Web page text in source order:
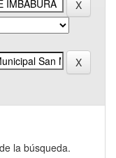
la búsqueda.